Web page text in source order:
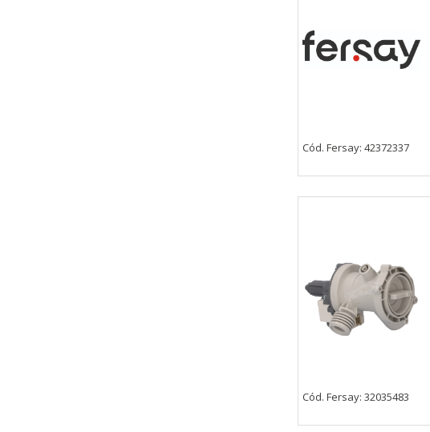
Cód. Fersay: 42372337
Cód. Fersay: 32035483
Estas cookies pueden ser establecidas a
empresas para crear un perfil de sus
Puedes volver a configurar tus cookies desde la